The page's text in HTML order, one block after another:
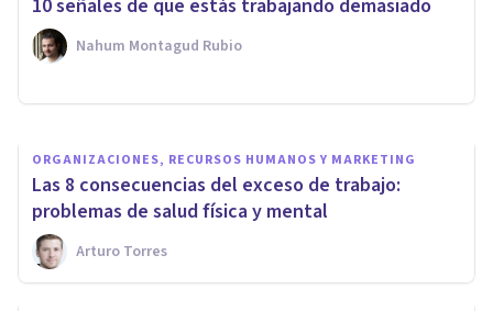
10 señales de que estás trabajando demasiado
Nahum Montagud Rubio
trabajo
ORGANIZACIONES, RECURSOS HUMANOS Y MARKETING
Las 8 consecuencias del exceso de trabajo:
problemas de salud física y mental
Arturo Torres